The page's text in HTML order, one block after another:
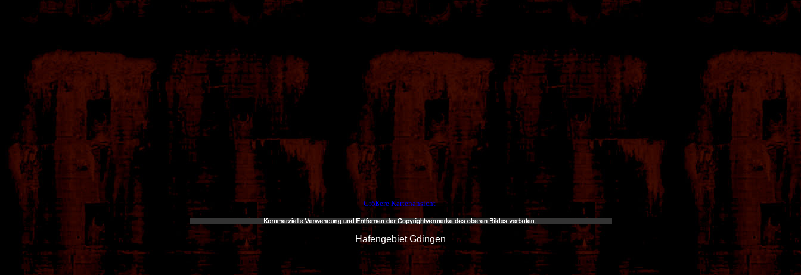
Größere Kartenansicht
Hafengebiet Gdingen